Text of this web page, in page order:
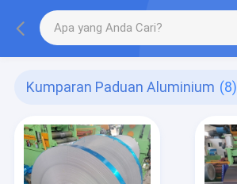
Kumparan Paduan Aluminium (8)